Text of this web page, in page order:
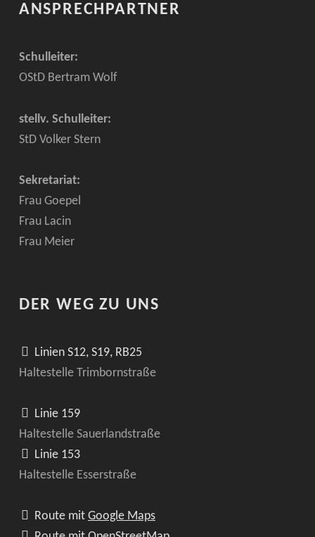
ANSPRECHPARTNER
Schulleiter:
OStD Bertram Wolf
stellv. Schulleiter:
StD Volker Stern
Sekretariat:
Frau Goepel
Frau Lacin
Frau Meier
DER WEG ZU UNS
Linien S12, S19, RB25
Haltestelle Trimbornstraße
Linie 159
Haltestelle Sauerlandstraße
Linie 153
Haltestelle Esserstraße
Route mit Google Maps